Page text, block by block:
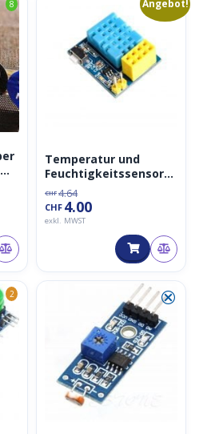
8 Angebot!
2
Temperatur und
Feuchtigkeitssensor
DHT11
CHF 4.64
CHF4.64
CHF 4.00
CHF4.00.
exkl. MWST
2 ⮿